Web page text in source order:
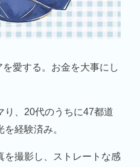
愛する。お金を大事にし
り、20代のうちに47都道
経験済み。
を撮影し、ストレートな感